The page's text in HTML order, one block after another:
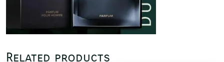
Related products